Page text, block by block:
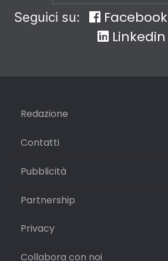
Seguici su: Facebook
Linkedin
Redazione
Contatti
Pubblicità
Partnership
Privacy
Collabora con noi